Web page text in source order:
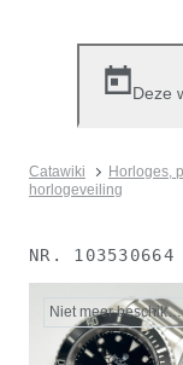
Deze
Catawiki Horloges,
horlogeveiling
NR. 103530664
Niet meer beschikbaar